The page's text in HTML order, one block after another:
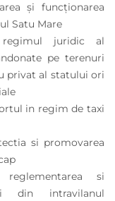
şi funcţionarea
Satu Mare
juridic al
pe terenuri
privat al statului ori
in regim de taxi
si promovarea
si
din intravilanul